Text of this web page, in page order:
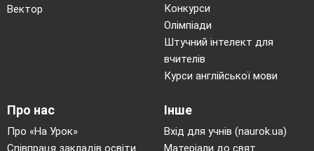
Вектор
Конкурси
Олімпіади
Штучний інтелект для
вчителів
Курси англійської мови
Про нас
Про «На Урок»
Співпраця закладів освіти
Інше
Вхід для учнів (naurok.ua)
Матеріали до свят